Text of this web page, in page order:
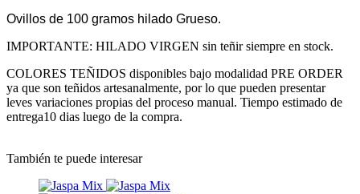
Ovillos de 100 gramos hilado Grueso.
IMPORTANTE: HILADO VIRGEN sin teñir siempre en stock.
COLORES TEÑIDOS disponibles bajo modalidad PRE ORDER
ya que son teñidos artesanalmente, por lo que pueden presentar
leves variaciones propias del proceso manual. Tiempo estimado de
entrega10 dias luego de la compra.
También te puede interesar